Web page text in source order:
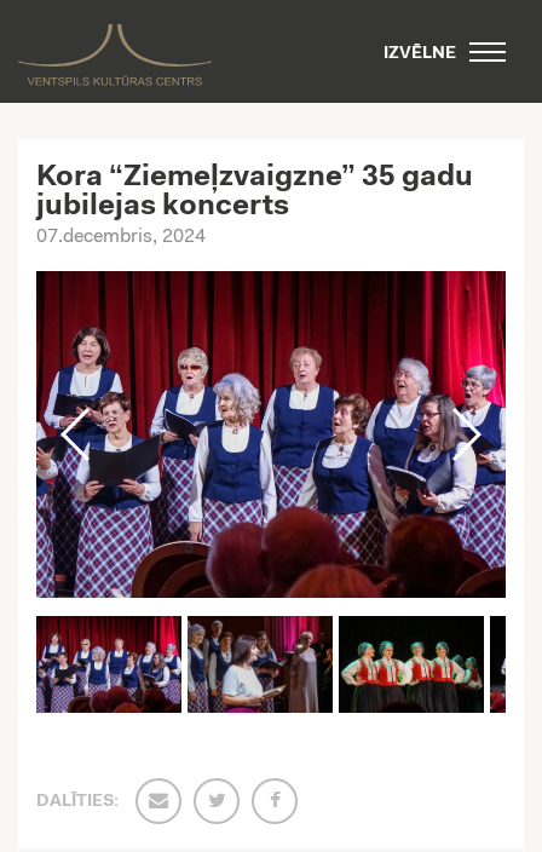
IZVĒLNE
Kora “Ziemeļzvaigzne” 35 gadu
jubilejas koncerts
07.decembris, 2024
DALĪTIES: